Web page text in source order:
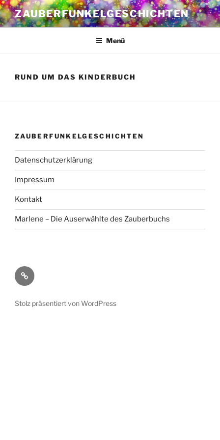
Zum
Inhalt
springen
ZAUBERFUNKELGESCHICHTEN
Menü
RUND UM DAS KINDERBUCH
ZAUBERFUNKELGESCHICHTEN
Datenschutzerklärung
Impressum
Kontakt
Marlene – Die Auserwählte des Zauberbuchs
Kontakt
Stolz präsentiert von WordPress